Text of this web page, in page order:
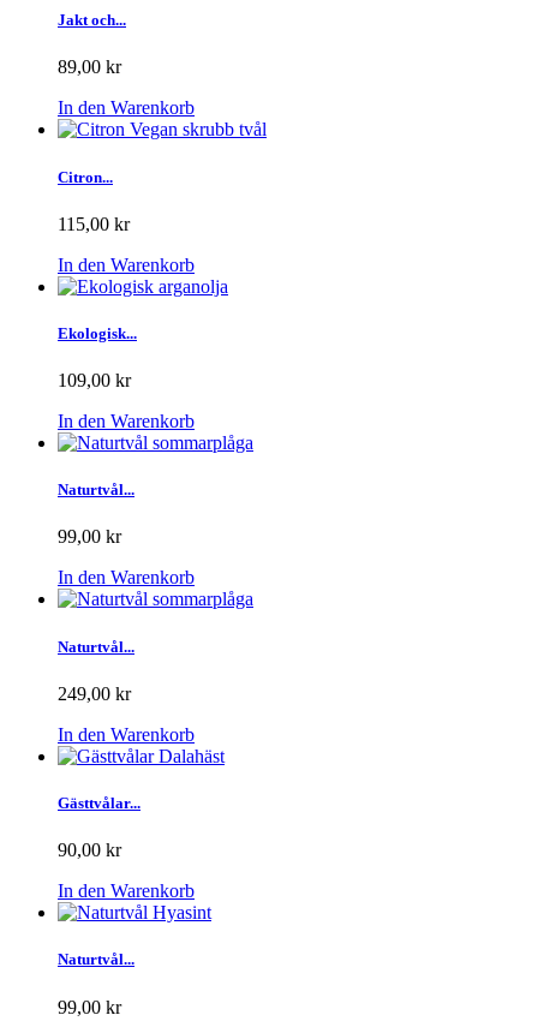
Jakt och...
89,00 kr
In den Warenkorb
Citron...
115,00 kr
In den Warenkorb
Ekologisk...
109,00 kr
In den Warenkorb
Naturtvål...
99,00 kr
In den Warenkorb
Naturtvål...
249,00 kr
In den Warenkorb
Gästtvålar...
90,00 kr
In den Warenkorb
Naturtvål...
99,00 kr